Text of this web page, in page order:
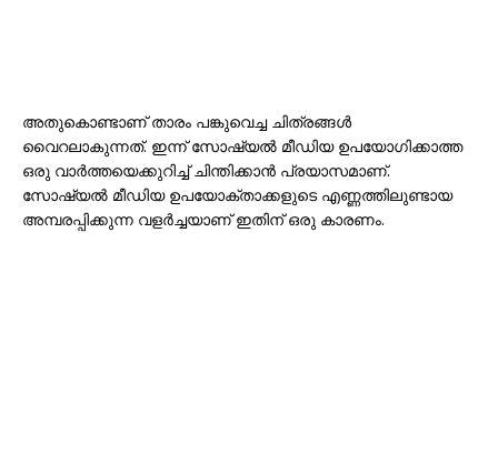
അതുകൊണ്ടാണ് താരം പങ്കുവെച്ച ചിത്രങ്ങൾ
വൈറലാകുന്നത്. ഇന്ന് സോഷ്യൽ മീഡിയ ഉപയോഗിക്കാത്ത
ഒരു വാർത്തയെക്കുറിച്ച് ചിന്തിക്കാൻ പ്രയാസമാണ്.
സോഷ്യൽ മീഡിയ ഉപയോക്താക്കളുടെ എണ്ണത്തിലുണ്ടായ
അമ്പരപ്പിക്കുന്ന വളർച്ചയാണ് ഇതിന് ഒരു കാരണം.